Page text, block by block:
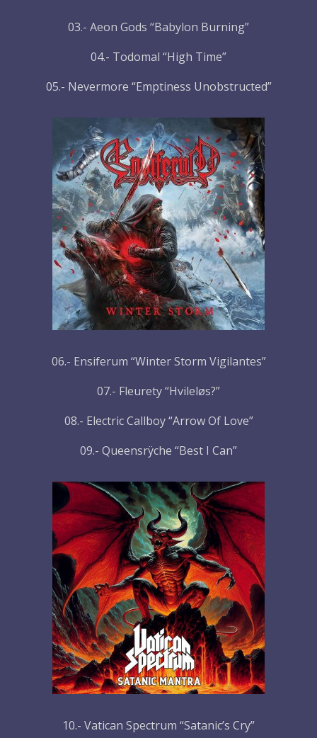
03.- Aeon Gods “Babylon Burning”
04.- Todomal “High Time”
05.- Nevermore “Emptiness Unobstructed”
06.- Ensiferum “Winter Storm Vigilantes”
07.- Fleurety “Hvileløs?”
08.- Electric Callboy “Arrow Of Love”
09.- Queensrÿche “Best I Can”
10.- Vatican Spectrum “Satanic’s Cry”